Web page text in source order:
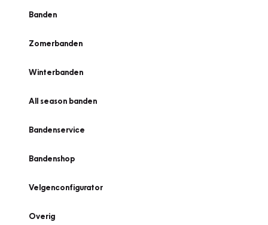
Banden
Zomerbanden
Winterbanden
All season banden
Bandenservice
Bandenshop
Velgenconfigurator
Overig